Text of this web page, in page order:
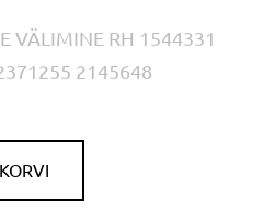
VÄLIMINE RH 1544331
2145648